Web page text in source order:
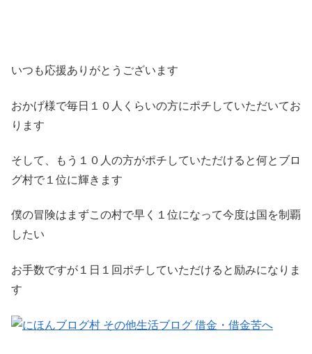
いつも応援ありがとうございます
おかげ様で毎日１０人くらいの方にポチしていただいてお
ります
そして、もう１０人の方がポチしていただけると何とブロ
グ村で１位に輝きます
僕の冒険はまずこの村で早く１位になって今度は国を制覇
したい
お手数ですが１日１回ポチしていただけると励みになりま
す